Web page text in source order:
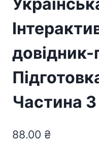
Частина
88.00 ₴